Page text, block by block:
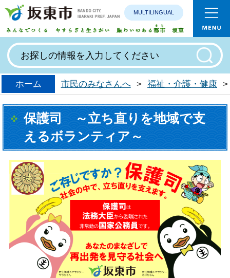
みんなで
MULTILINGUAL
ホーム 市民のみなさんへ > 福祉・介護・健康 >
保護司 ～立ち直りを地域で支
えるボランティア～